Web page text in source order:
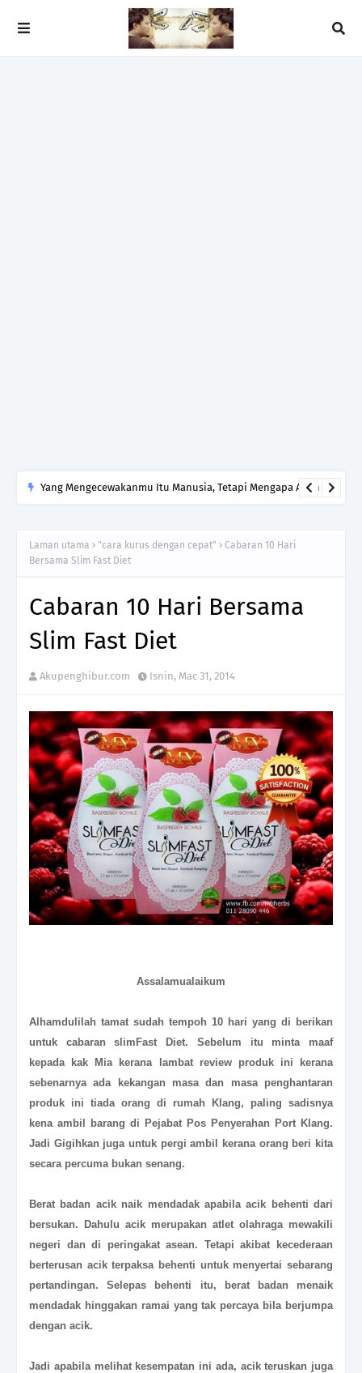
Jadi, jangan ajar orang sedang sedih cara untuk bersedih.
Laman utama "cara kurus dengan cepat"
Cabaran 10 Hari
Bersama Slim Fast Diet
Cabaran 10 Hari Bersama
Slim Fast Diet
Akupenghibur.com Isnin, Mac 31, 2014
Assalamualaikum
Alhamdulilah tamat sudah tempoh 10 hari yang di berikan
untuk cabaran slimFast Diet. Sebelum itu minta maaf
kepada kak Mia kerana lambat review produk ini kerana
sebenarnya ada kekangan masa dan masa penghantaran
produk ini tiada orang di rumah Klang, paling sadisnya
kena ambil barang di Pejabat Pos Penyerahan Port Klang.
Jadi Gigihkan juga untuk pergi ambil kerana orang beri kita
secara percuma bukan senang.
Berat badan acik naik mendadak apabila acik behenti dari
bersukan. Dahulu acik merupakan atlet olahraga mewakili
negeri dan di peringakat asean. Tetapi akibat kecederaan
berterusan acik terpaksa behenti untuk menyertai sebarang
pertandingan. Selepas behenti itu, berat badan menaik
mendadak hinggakan ramai yang tak percaya bila berjumpa
dengan acik.
Jadi apabila melihat kesempatan ini ada, acik teruskan juga